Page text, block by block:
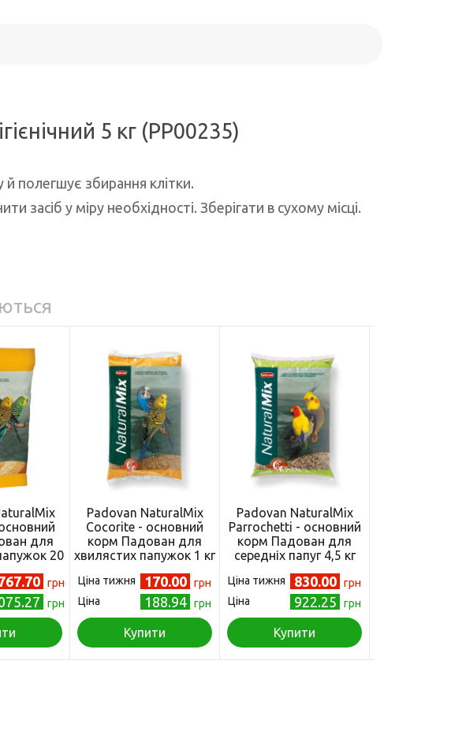
5 кг (PP00235)
й полегшує збирання клітки.
засіб у міру необхідності. Зберігати в сухому місці.
для
20
грн
грн
Padovan NaturalMix
Cocorite - основний
корм Падован для
хвилястих папужок 1 кг
Ціна тижня 170.00 грн
Ціна
188.94 грн
Купити
Padovan NaturalMix
Parrochetti - основний
корм Падован для
середніх папуг 4,5 кг
Ціна тижня 830.00 грн
Ціна
922.25 грн
Купити